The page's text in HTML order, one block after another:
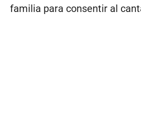
familia para consentir al